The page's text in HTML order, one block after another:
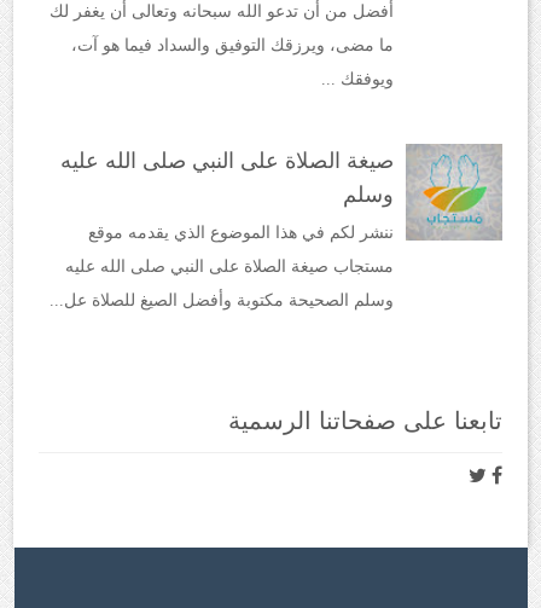
أفضل من أن تدعو الله سبحانه وتعالى أن يغفر لك
ما مضى، ويرزقك التوفيق والسداد فيما هو آت،
ويوفقك ...
صيغة الصلاة على النبي صلى الله عليه
وسلم
ننشر لكم في هذا الموضوع الذي يقدمه موقع
مستجاب صيغة الصلاة على النبي صلى الله عليه
وسلم الصحيحة مكتوبة وأفضل الصيغ للصلاة عل...
تابعنا على صفحاتنا الرسمية